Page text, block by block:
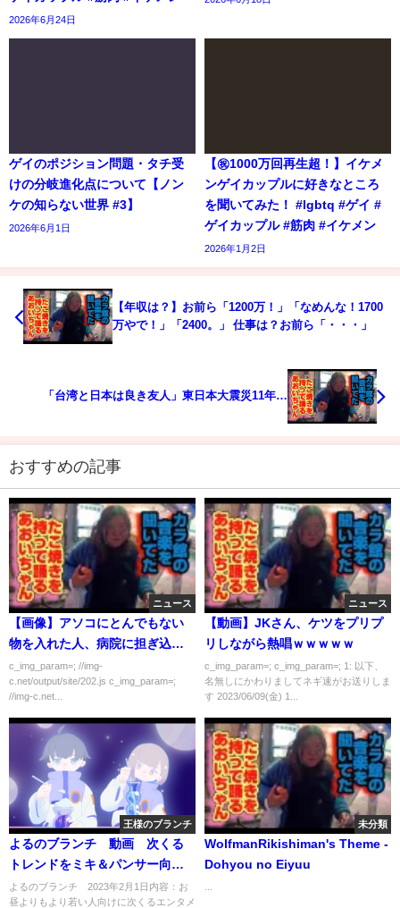
2026年6月24日
ゲイのポジション問題・タチ受
けの分岐進化点について【ノン
ケの知らない世界 #3】
2026年6月1日
【㊗️1000万回再生超！】イケメ
ンゲイカップルに好きなところ
を聞いてみた！ #lgbtq #ゲイ #
ゲイカップル #筋肉 #イケメン
2026年1月2日
【年収は？】お前ら「1200万！」「なめんな！1700
万やで！」「2400。」 仕事は？お前ら「・・・」
「台湾と日本は良き友人」東日本大震災11年…
おすすめの記事
ニュース
【画像】アソコにとんでもない
物を入れた人、病院に担ぎ込ま
れる
c_img_param=; //img-
c.net/output/site/202.js c_img_param=;
//img-c.net...
ニュース
【動画】JKさん、ケツをプリプ
リしながら熱唱ｗｗｗｗｗ
c_img_param=; c_img_param=; 1: 以下、
名無しにかわりましてネギ速がお送りしま
す 2023/06/09(金) 1...
王様のブランチ
よるのブランチ 動画 次くる
トレンドをミキ＆パンサー向井
が紹介 2月1日
よるのブランチ 2023年2月1日内容：お
昼よりもより若い人向けに次くるエンタメ
未分類
WolfmanRikishiman's Theme -
Dohyou no Eiyuu